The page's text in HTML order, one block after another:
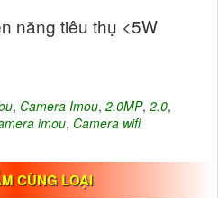
năng tiêu thụ <5W
, Camera Imou, 2.0MP, 2.0,
imou, Camera wifi
CÙNG LOẠI